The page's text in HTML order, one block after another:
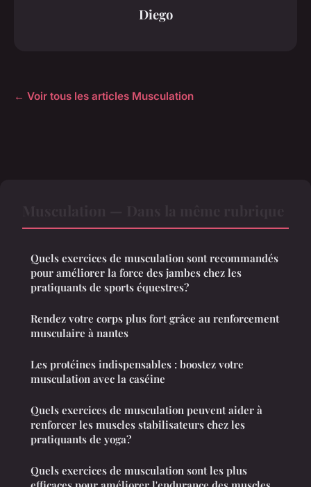
Diego
← Voir tous les articles Musculation
Quels exercices de musculation sont recommandés
pour améliorer la force des jambes chez les
pratiquants de sports équestres?
Rendez votre corps plus fort grâce au renforcement
musculaire à nantes
Les protéines indispensables : boostez votre
musculation avec la caséine
Quels exercices de musculation peuvent aider à
renforcer les muscles stabilisateurs chez les
pratiquants de yoga?
Quels exercices de musculation sont les plus